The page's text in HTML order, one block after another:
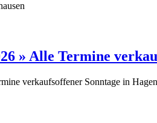
» Alle Termine
verkaufsoffener Sonntage in